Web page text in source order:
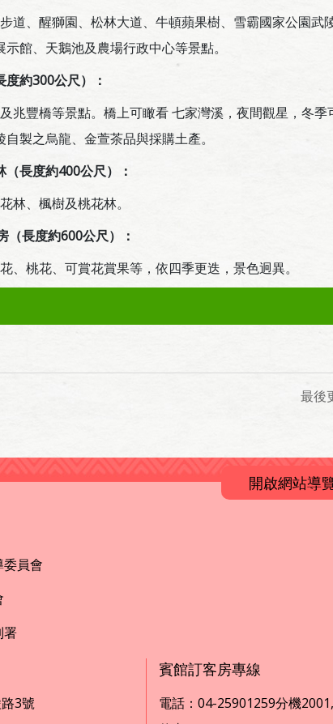
、醒獅園、松林大道、牛頓蘋果樹、雪霸國家公園武
館、天鵝池及農場行政中心等景點。
度約300公尺）：
豐橋等景點。橋上可瞰看 七家灣溪，夜間觀星，冬季
製之烏龍、金萱茶品與採購土產。
（長度約400公尺）：
、楓樹及桃花林。
（長度約600公尺）：
桃花、可賞花賞果等，依四季更迭，景色迥異。
最後
開啟網站導
3號
賓館訂客房專線
電話：04-25901259分機